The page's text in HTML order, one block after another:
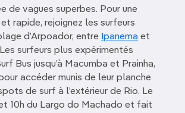
de vagues superbes. Pour une
rapide, rejoignez les surfeurs
d’Arpoador, entre Ipanema et
surfeurs plus expérimentés
Bus jusqu’à Macumba et Prainha,
accéder munis de leur planche
de surf à l’extérieur de Rio. Le
10h du Largo do Machado et fait